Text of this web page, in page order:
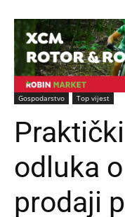
Gospodarstvo Top vijest
odluka
prodaji